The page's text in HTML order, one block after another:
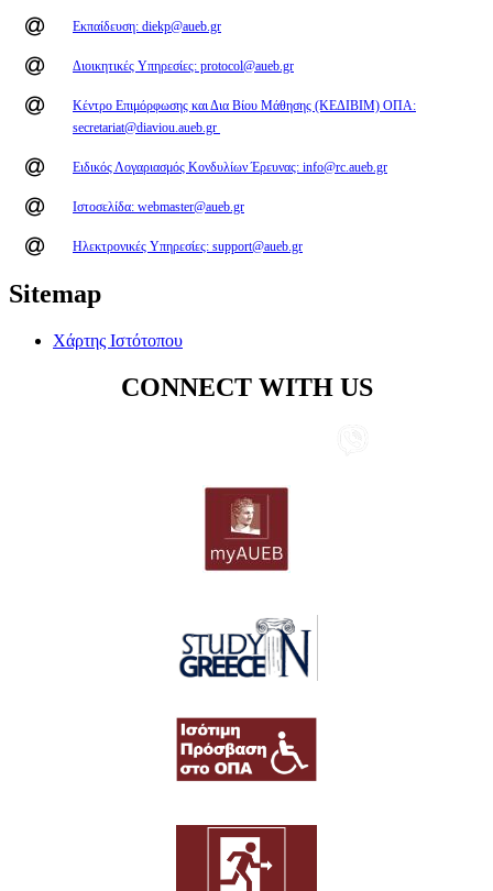
Εκπαίδευση: diekp@aueb.gr
Διοικητικές Υπηρεσίες: protocol@aueb.gr
Κέντρο Επιμόρφωσης και Δια Βίου Μάθησης (ΚΕΔΙΒΙΜ) ΟΠΑ:
secretariat@diaviou.aueb.gr
Ειδικός Λογαριασμός Κονδυλίων Έρευνας: info@rc.aueb.gr
Ιστοσελίδα: webmaster@aueb.gr
Ηλεκτρονικές Υπηρεσίες: support@aueb.gr
Sitemap
Χάρτης Ιστότοπου
CONNECT WITH US